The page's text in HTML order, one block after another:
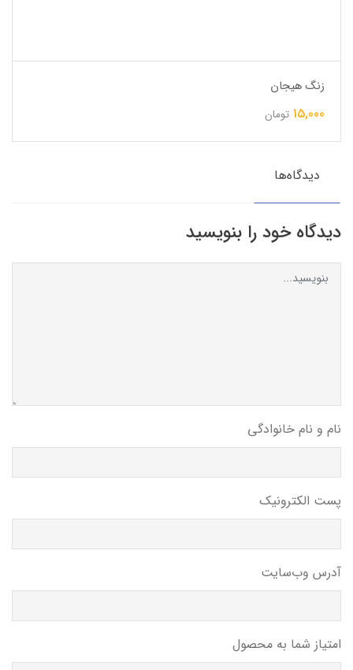
زنگ هیجان
15,000 تومان
دیدگاه‌ها
دیدگاه خود را بنویسید
نام و نام خانوادگی
پست الکترونیک
آدرس وب‌سایت
امتیاز شما به محصول